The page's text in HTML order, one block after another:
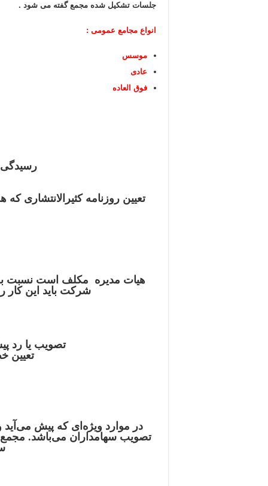
جلسات تشکیل شده مجمع گفته می شود .
انواع مجامع عمومی :
موسس
عادی
فوق العاده
رسیدگی
تعیین روزنامه کثیرالانتشاری
هیات مدیره مکلف است نسبت به
شرکت باید این کار
تصویب یا رد
تعیین
در موارد ویژه‌ای که پیش
تصویب سهامداران می‌باشد. مجمع